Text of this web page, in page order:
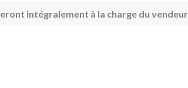
intégralement à la charge du vendeur